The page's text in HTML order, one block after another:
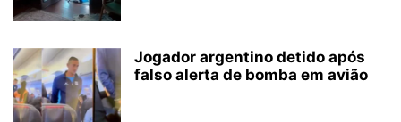
Jogador argentino detido após
falso alerta de bomba em avião